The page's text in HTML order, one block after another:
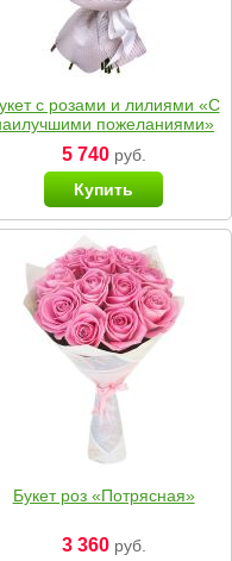
с розами и лилиями «С
пожеланиями»
5 740руб.
Купить
Букет роз «Потрясная»
3 360руб.